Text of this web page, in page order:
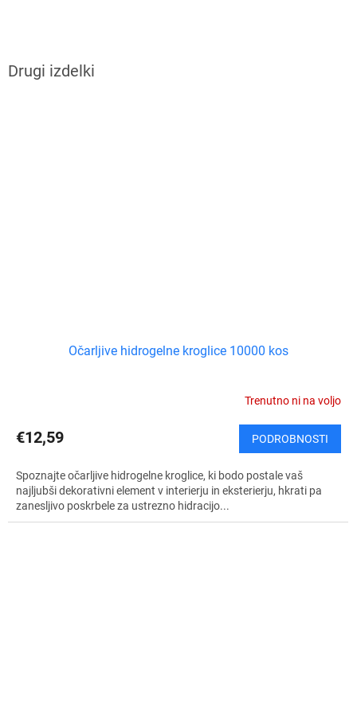
Očarljive hidrogelne kroglice 10000 kos
Trenutno ni na voljo
€12,59 PODROBNOSTI
Spoznajte očarljive hidrogelne kroglice, ki bodo postale vaš
najljubši dekorativni element v interierju in eksterierju, hkrati pa
zanesljivo poskrbele za ustrezno hidracijo...